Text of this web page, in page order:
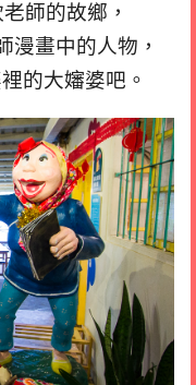
師的故鄉，
漫畫中的人物，
的大嬸婆吧。